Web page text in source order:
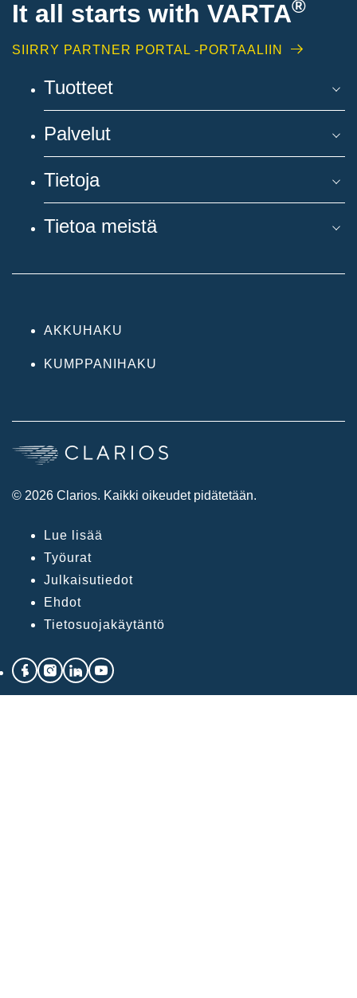
It all starts with VARTA®
SIIRRY PARTNER PORTAL -PORTAALIIN
Tuotteet
Palvelut
Tietoja
Tietoa meistä
AKKUHAKU
KUMPPANIHAKU
© 2026 Clarios. Kaikki oikeudet pidätetään.
Lue lisää
Työurat
Julkaisutiedot
Ehdot
Tietosuojakäytäntö